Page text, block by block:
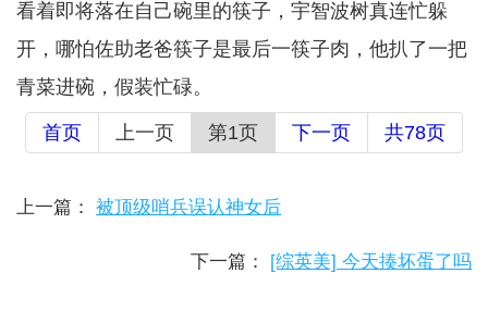
看着即将落在自己碗里的筷子，宇智波树真连忙躲
开，哪怕佐助老爸筷子是最后一筷子肉，他扒了一把
青菜进碗，假装忙碌。
首页 上一页 第1页 下一页 共78页
上一篇： 被顶级哨兵误认神女后
下一篇： [综英美] 今天揍坏蛋了吗